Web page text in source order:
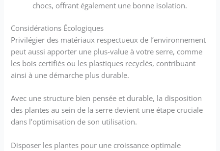
chocs, offrant également une bonne isolation.
Considérations Écologiques
Privilégier des matériaux respectueux de l’environnement
peut aussi apporter une plus-value à votre serre, comme
les bois certifiés ou les plastiques recyclés, contribuant
ainsi à une démarche plus durable.
Avec une structure bien pensée et durable, la disposition
des plantes au sein de la serre devient une étape cruciale
dans l’optimisation de son utilisation.
Disposer les plantes pour une croissance optimale